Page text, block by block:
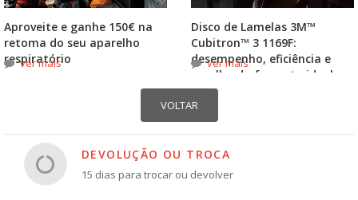
Aproveite e ganhe 150€ na
retoma do seu aparelho
respiratório
ver mais
Disco de Lamelas 3M™
Cubitron™ 3 1169F:
desempenho, eficiência e
escolha do formato ideal
ver mais
DEVOLUÇÃO OU TROCA
15 dias para trocar ou devolver